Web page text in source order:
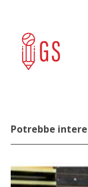
Potrebbe